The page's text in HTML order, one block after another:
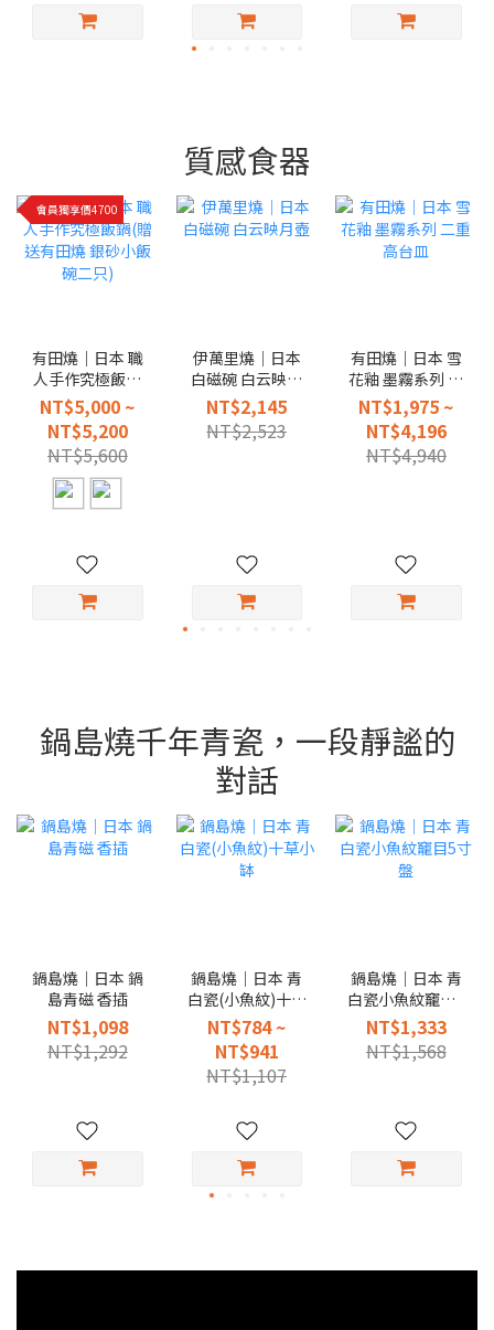
質感食器
會員獨享價4700
有田燒｜日本 職
人手作究極飯鍋
(贈送有田燒 銀砂
小飯碗二只)
NT$5,000 ~
NT$5,200
NT$5,600
伊萬里燒｜日本
白磁碗 白云映月
壺
NT$2,145
NT$2,523
有田燒｜日本 雪
花釉 墨霧系列 二
重高台皿
NT$1,975 ~
NT$4,196
NT$4,940
鍋島燒千年青瓷，一段靜謐的
對話
鍋島燒｜日本 鍋
島青磁 香插
NT$1,098
NT$1,292
鍋島燒｜日本 青
白瓷(小魚紋)十草
小缽
NT$784 ~
NT$941
NT$1,107
鍋島燒｜日本 青
白瓷小魚紋竉目5
寸盤
NT$1,333
NT$1,568